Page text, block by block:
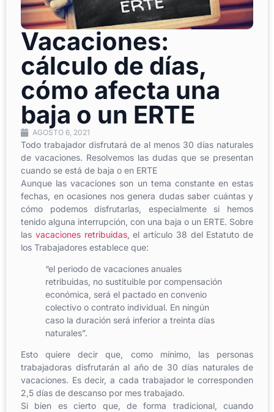
Vacaciones:
cálculo de días,
cómo afecta una
baja o un ERTE
AGOSTO 6, 2021
Todo trabajador disfrutará de al menos 30 días naturales
de vacaciones. Resolvemos las dudas que se presentan
cuando se está de baja o en ERTE
Aunque las vacaciones son un tema constante en estas
fechas, en ocasiones nos genera dudas saber cuántas y
cómo podemos disfrutarlas, especialmente si hemos
tenido alguna interrupción, con una baja o un ERTE. Sobre
las vacaciones retribuidas, el artículo 38 del Estatuto de
los Trabajadores establece que:
“el periodo de vacaciones anuales
retribuidas, no sustituible por compensación
económica, será el pactado en convenio
colectivo o contrato individual. En ningún
caso la duración será inferior a treinta días
naturales”.
Esto quiere decir que, como mínimo, las personas
trabajadoras disfrutarán al año de 30 días naturales de
vacaciones. Es decir, a cada trabajador le corresponden
2,5 días de descanso por mes trabajado.
Si bien es cierto que, de forma tradicional, cuando